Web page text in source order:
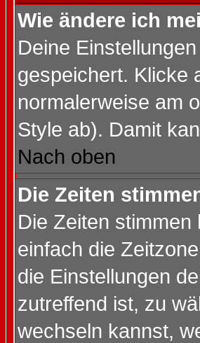
Wie ändere ich
Deine
gespeichert. Klicke
normalerweise am
Style ab). Damit
Nach oben
Die Zeiten
Die Zeiten
einfach die
die Einstellungen
zutreffend ist, zu
wechseln kannst,